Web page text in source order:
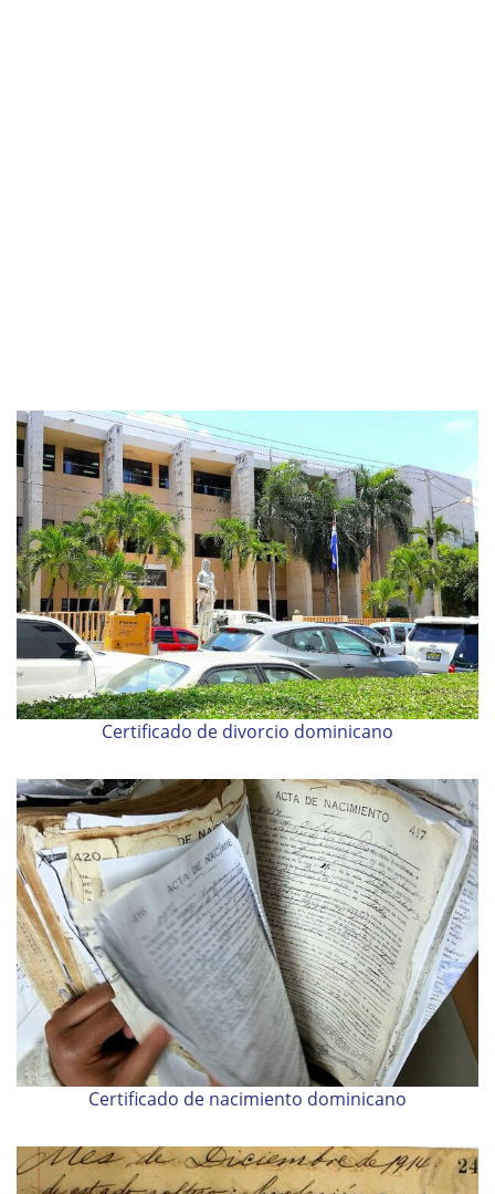
Certificado de divorcio dominicano
Certificado de nacimiento dominicano